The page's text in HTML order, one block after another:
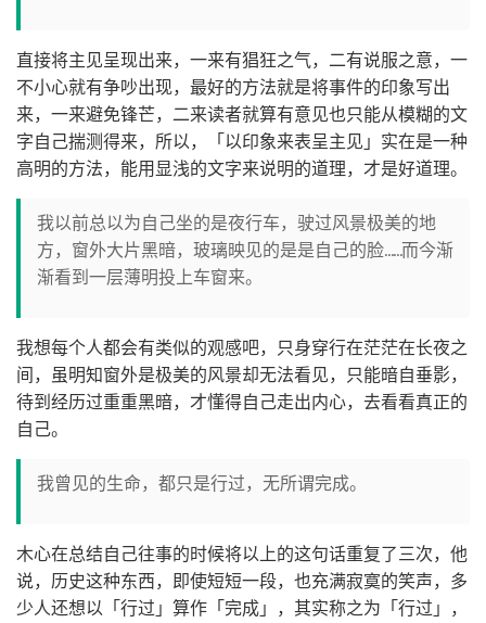
直接将主见呈现出来，一来有猖狂之气，二有说服之意，一
不小心就有争吵出现，最好的方法就是将事件的印象写出
来，一来避免锋芒，二来读者就算有意见也只能从模糊的文
字自己揣测得来，所以，「以印象来表呈主见」实在是一种
高明的方法，能用显浅的文字来说明的道理，才是好道理。
我以前总以为自己坐的是夜行车，驶过风景极美的地
方，窗外大片黑暗，玻璃映见的是是自己的脸……而今渐
渐看到一层薄明投上车窗来。
我想每个人都会有类似的观感吧，只身穿行在茫茫在长夜之
间，虽明知窗外是极美的风景却无法看见，只能暗自垂影，
待到经历过重重黑暗，才懂得自己走出内心，去看看真正的
自己。
我曾见的生命，都只是行过，无所谓完成。
木心在总结自己往事的时候将以上的这句话重复了三次，他
说，历史这种东西，即使短短一段，也充满寂寞的笑声，多
少人还想以「行过」算作「完成」，其实称之为「行过」，